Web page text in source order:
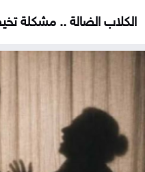
الكلاب الضالة .. مشكلة